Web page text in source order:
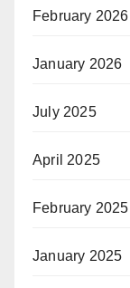
February 2026
January 2026
July 2025
April 2025
February 2025
January 2025